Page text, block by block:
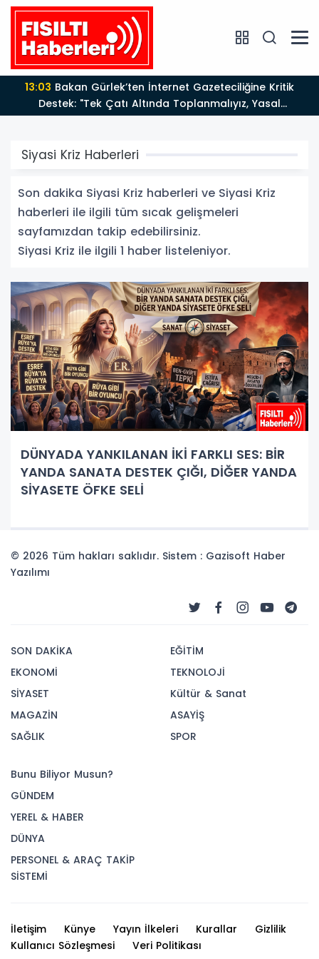
13:03
Destek: "Tek Çatı Altında Toplanmalıyız, Yasal
Düzenlemeye Hazırız"
Siyasi Kriz Haberleri
Son dakika Siyasi Kriz haberleri ve Siyasi Kriz
haberleri ile ilgili tüm sıcak gelişmeleri
sayfamızdan takip edebilirsiniz.
Siyasi Kriz ile ilgili 1 haber listeleniyor.
DÜNYADA YANKILANAN İKİ FARKLI SES: BİR
YANDA SANATA DESTEK ÇIĞI, DİĞER YANDA
SİYASETE ÖFKE SELİ
© 2026 Tüm hakları saklıdır. Sistem : Gazisoft Haber
Yazılımı
SON DAKİKA
EKONOMİ
SİYASET
MAGAZİN
SAĞLIK
EĞİTİM
TEKNOLOJİ
Kültür & Sanat
ASAYİŞ
SPOR
Bunu Biliyor Musun?
GÜNDEM
YEREL & HABER
DÜNYA
PERSONEL & ARAÇ TAKİP
SİSTEMİ
İletişim Künye Yayın İlkeleri Kurallar
Gizlilik
Kullanıcı Sözleşmesi
Veri Politikası